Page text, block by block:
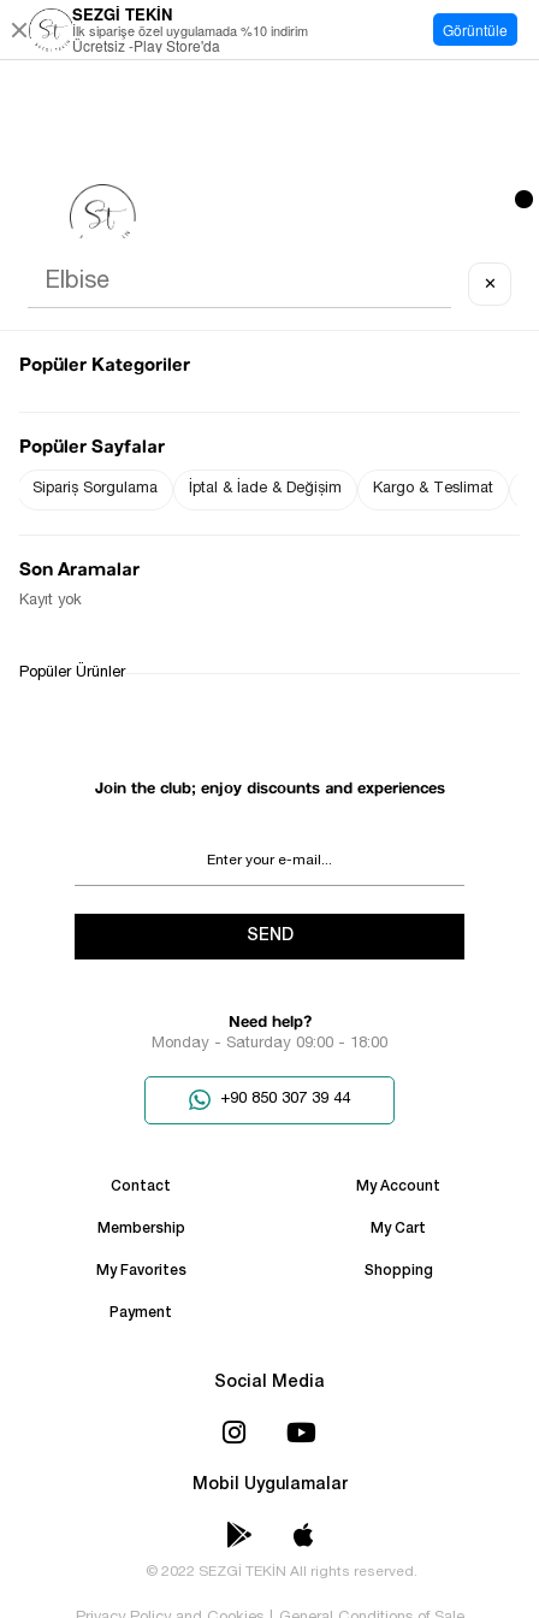
Join the club; enjoy discounts and experiences
SEND
Need help?
Monday - Saturday 09:00 - 18:00
+90 850 307 39 44
Contact My Account
Membership My Cart
My Favorites Shopping
Payment
Social Media
Mobil Uygulamalar
© 2022 SEZGİ TEKİN All rights reserved.
SEZGİ TEKİN
İlk siparişe özel uygulamada %10 indirim
Ücretsiz -Play Store'da
Görüntüle
✕
Popüler Kategoriler
Popüler Sayfalar
Sipariş Sorgulama İptal & İade & Değişim Kargo & Teslimat
Son Aramalar
Kayıt yok
Popüler Ürünler